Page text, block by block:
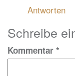
Antworten
Schreibe
Kommentar *